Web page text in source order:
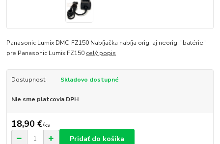
Panasonic Lumix DMC-FZ150 Nabíjačka nabíja orig. aj neorig. "batérie"
pre Panasonic Lumix FZ150 celý popis
Dostupnosť: Skladovo dostupné
Nie sme platcovia DPH
18,90 €/ks
Pridať do košíka